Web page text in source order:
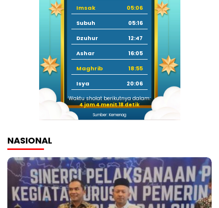
Imsak
05:06
Subuh
05:16
Dzuhur
12:47
Ashar
16:05
Maghrib
18:55
Isya
20:06
Waktu sholat berikutnya dalam:
4 jam 4 menit 17 detik
Sumber: Kemenag
NASIONAL